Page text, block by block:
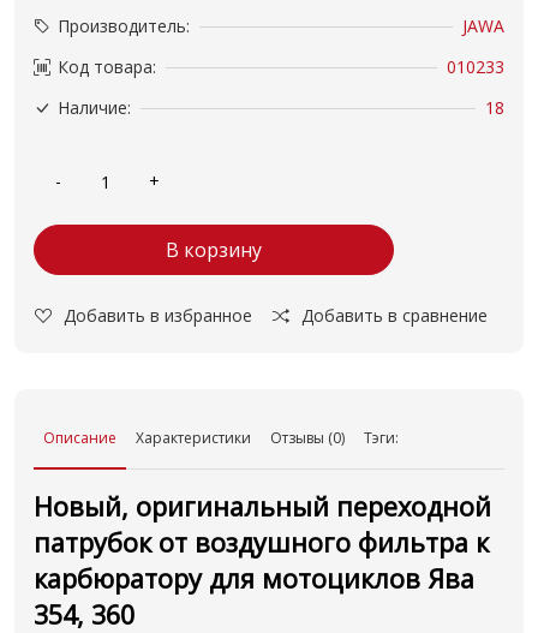
Производитель:
JAWA
Код товара:
010233
Наличие:
18
В корзину
Добавить в избранное Добавить в сравнение
Описание Характеристики Отзывы (0) Тэги:
Новый, оригинальный переходной
патрубок от воздушного фильтра к
карбюратору для мотоциклов Ява
354, 360